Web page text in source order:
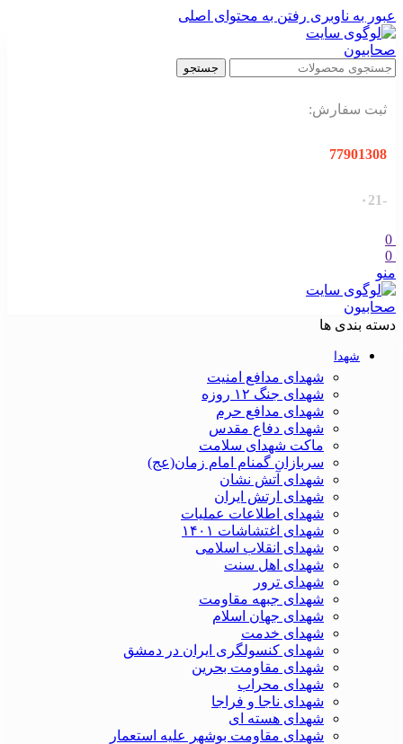
عبور به ناوبری رفتن به محتوای اصلی
جستجو
ثبت سفارش:
77901308
-۰21
0
0
منو
دسته بندی ها
شهدا
شهدای مدافع امنیت
شهدای جنگ ۱۲ روزه
شهدای مدافع حرم
شهدای دفاع مقدس
ماکت شهدای سلامت
سربازان گمنام امام زمان(عج)
شهدای آتش نشان
شهدای ارتش ایران
شهدای اطلاعات عملیات
شهدای اغتشاشات ۱۴۰۱
شهدای انقلاب اسلامی
شهدای اهل سنت
شهدای ترور
شهدای جبهه مقاومت
شهدای جهان اسلام
شهدای خدمت
شهدای کنسولگری ایران در دمشق
شهدای مقاومت بحرین
شهدای محراب
شهدای ناجا و فراجا
شهدای هسته ای
شهدای مقاومت بوشهر علیه استعمار